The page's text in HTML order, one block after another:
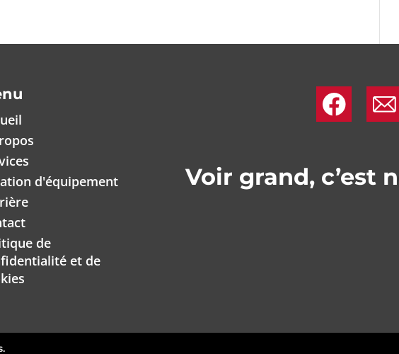
d'équipement
de
et de
. .
Voir grand, c’est